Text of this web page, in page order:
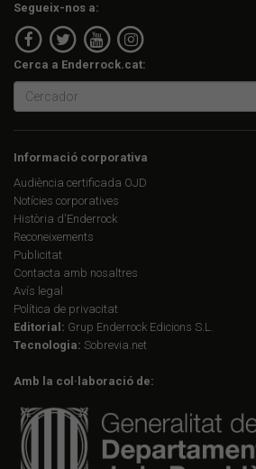
Segueix-nos a:
Cerca a Enderrock.cat:
Informació corporativa
Audiència certificada OJD
Notícies corporatives
Història d'Enderrock
Reconeixements
Publicitat
Contacta amb nosaltres
Avís legal
Política de privacitat
Editorial: Grup Enderrock Edicions S.L.
Tecnologia: Sobrevia.net
Amb la col·laboració de: